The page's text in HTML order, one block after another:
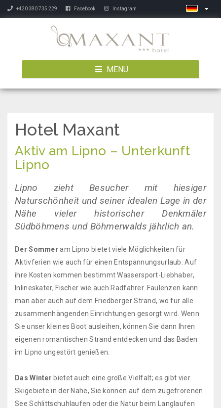
+420 380 735 229 Facebook Instagram
MENÜ
Hotel Maxant
Aktiv am Lipno – Unterkunft
Lipno
Lipno zieht Besucher mit hiesiger
Naturschönheit und seiner idealen Lage in der
Nähe vieler historischer Denkmäler
Südböhmens und Böhmerwalds jährlich an.
Der Sommer am Lipno bietet viele Möglichkeiten für
Aktivferien wie auch für einen Entspannungsurlaub. Auf
ihre Kosten kommen bestimmt Wassersport-Liebhaber,
Inlineskater, Fischer wie auch Radfahrer. Faulenzen kann
man aber auch auf dem Friedberger Strand, wo für alle
zusammenhängenden Einrichtungen gesorgt wird. Wenn
Sie unser kleines Boot ausleihen, können Sie dann Ihren
eigenen romantischen Strand entdecken und das Baden
im Lipno ungestört genießen.
Das Winter bietet auch eine große Vielfalt; es gibt vier
Skigebiete in der Nähe, Sie können auf dem zugefrorenen
See Schlittschuhlaufen oder die Natur beim Langlaufen